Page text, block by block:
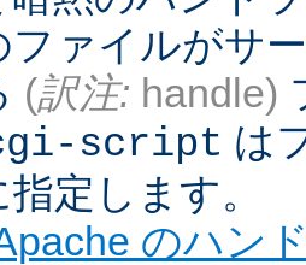
ファイルがサ
(訳注: handle)
script は
定します。
のハン